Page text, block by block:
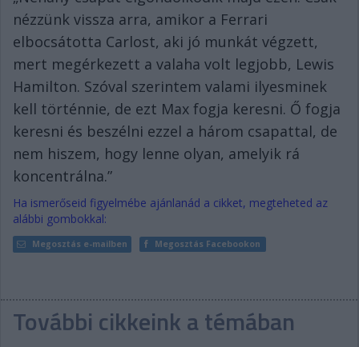
nézzünk vissza arra, amikor a Ferrari
elbocsátotta Carlost, aki jó munkát végzett,
mert megérkezett a valaha volt legjobb, Lewis
Hamilton. Szóval szerintem valami ilyesminek
kell történnie, de ezt Max fogja keresni. Ő fogja
keresni és beszélni ezzel a három csapattal, de
nem hiszem, hogy lenne olyan, amelyik rá
koncentrálna.”
Ha ismerőseid figyelmébe ajánlanád a cikket, megteheted az
alábbi gombokkal:
Megosztás e-mailben Megosztás Facebookon
További cikkeink a témában